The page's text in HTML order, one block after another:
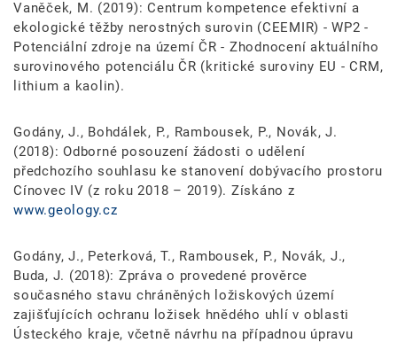
Vaněček, M. (2019): Centrum kompetence efektivní a
ekologické těžby nerostných surovin (CEEMIR) - WP2 -
Potenciální zdroje na území ČR - Zhodnocení aktuálního
surovinového potenciálu ČR (kritické suroviny EU - CRM,
lithium a kaolin).
Godány, J., Bohdálek, P., Rambousek, P., Novák, J.
(2018): Odborné posouzení žádosti o udělení
předchozího souhlasu ke stanovení dobývacího prostoru
Cínovec IV (z roku 2018 – 2019). Získáno z
www.geology.cz
Godány, J., Peterková, T., Rambousek, P., Novák, J.,
Buda, J. (2018): Zpráva o provedené prověrce
současného stavu chráněných ložiskových území
zajišťujících ochranu ložisek hnědého uhlí v oblasti
Ústeckého kraje, včetně návrhu na případnou úpravu